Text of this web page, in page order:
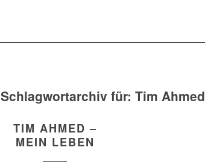
Schlagwortarchiv für: Tim Ahmed
TIM AHMED –
MEIN LEBEN